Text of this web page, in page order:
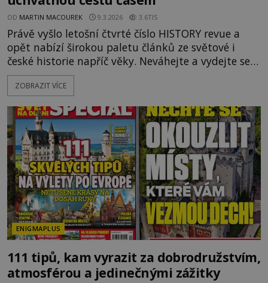
OD MARTIN MACOUREK 9.3.2026 3.6TIS
Právě vyšlo letošní čtvrté číslo HISTORY revue a
opět nabízí širokou paletu článků ze světové i
české historie napříč věky. Neváhejte a vydejte se s
námi na úžasnou cestu časem! V hlavním Tématu
čísla vyplouváme se slavným Kryštofem Kolumbem
Kolumbus musel nejdříve mocné vládce přesvědčit,
že jeho cesta západním směrem do Asie má vůbec
smysl, a to
ZOBRAZIT VÍCE
ENIGMAPLUS
111 tipů, kam vyrazit za dobrodružstvím,
atmosférou a jedinečnými zážitky